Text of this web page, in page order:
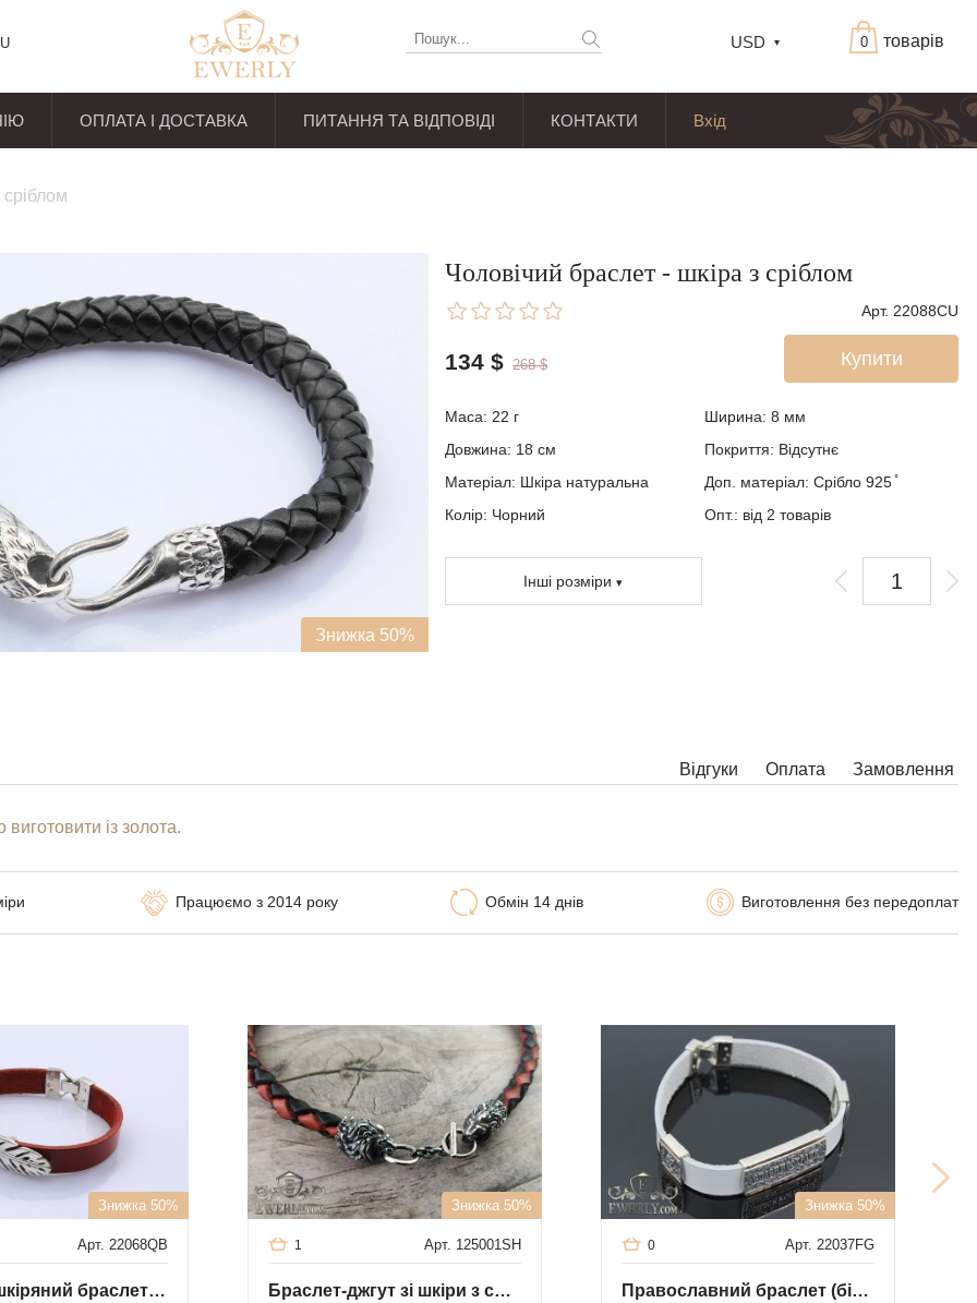
товарів
0
USD
ОПЛАТА І ДОСТАВКА ПИТАННЯ ТА ВІДПОВІДІ КОНТАКТИ Вхід
Знижка 50%
Чоловічий браслет - шкіра з сріблом
Арт. 22088CU
Купити
134 $ 268 $
Маса: 22 г Ширина: 8 мм
Довжина: 18 см
Покриття: Відсутнє
Матеріал: Шкіра натуральна
Доп. матеріал: Срібло 925 ̊
Колір: Чорний
Опт.: від 2 товарів
Інші розміри
Відгуки Замовлення
Оплата
із золота.
Обмін 14 днів Виготовлення без передоплат
Працюємо з 2014 року
Знижка 50%
Арт. 22068QB
Жіночий шкіряний браслет зі срібною вставкою (перо)
Знижка 50%
Арт. 125001SH
1
Браслет-джгут зі шкіри з срібним замком (голови левів)
Знижка 50%
Арт. 22037FG
0
Православний браслет (біла шкіра з сріблом і золотом)